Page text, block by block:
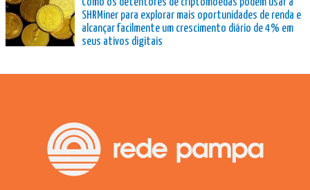
Como os detentores de criptomoedas podem usar a
SHRMiner para explorar mais oportunidades de renda e
alcançar facilmente um crescimento diário de 4% em
seus ativos digitais